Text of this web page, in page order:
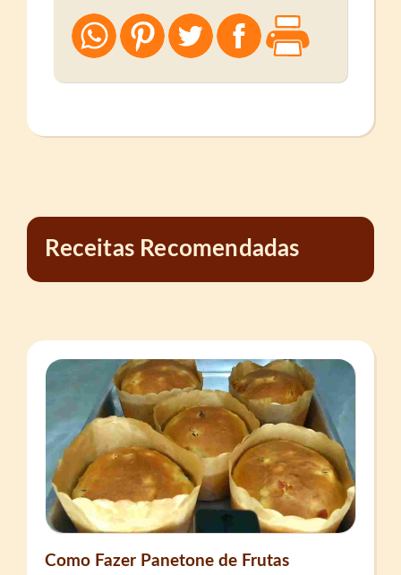
Receitas Recomendadas
Como Fazer Panetone de Frutas